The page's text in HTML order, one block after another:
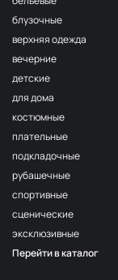
блузочные
верхняя одежда
вечерние
детские
для дома
костюмные
плательные
подкладочные
рубашечные
спортивные
сценические
эксклюзивные
Перейти в каталог